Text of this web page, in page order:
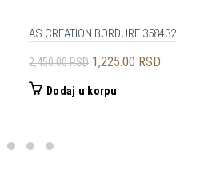
AS CREATION BORDURE 358432
2,450.00RSD Originalna
1,225.00 RSD
Dodaj u korpu